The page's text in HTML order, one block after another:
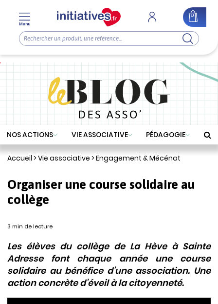
NOS ACTIONS VIE ASSOCIATIVE PÉDAGOGIE
Accueil >Vie associative >Engagement & Mécénat
Organiser une course solidaire au
collège
3 min de lecture
Les élèves du collège de La Hève à Sainte
Adresse font chaque année une course
solidaire au bénéfice d’une association. Une
action concrète d’éveil à la citoyenneté.
Menu